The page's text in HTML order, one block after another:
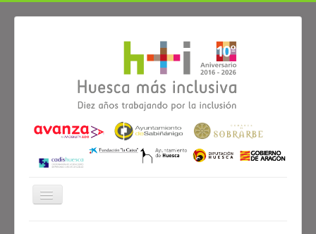
Cambiar
navegación